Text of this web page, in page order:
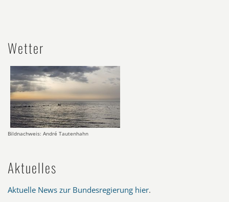
Wetter
Bildnachweis: André Tautenhahn
Aktuelles
Aktuelle News zur Bundesregierung hier.